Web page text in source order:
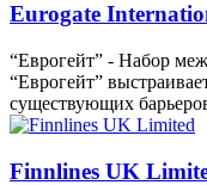
Eurogate
“Еврогейт” - Набор
“Еврогейт”
существующих
Finnlines UK